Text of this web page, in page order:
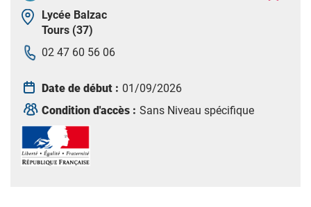
Lycée Balzac
Tours (37)
02 47 60 56 06
Date de début : 01/09/2026
Condition d'accès : Sans Niveau spécifique